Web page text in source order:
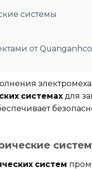
системы
от
системахдля
систем